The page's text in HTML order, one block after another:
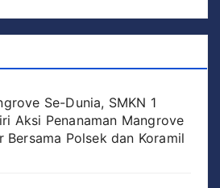
Se-Dunia, SMKN 1
Aksi Penanaman Mangrove
Bersama Polsek dan Koramil